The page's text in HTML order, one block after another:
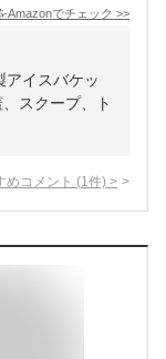
Amazonでチェック >>
アイスバケッ
スクープ、ト
めコメント (1 件) >